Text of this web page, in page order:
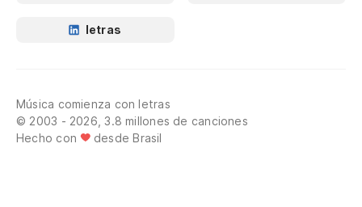
letras
Música comienza con letras
© 2003 - 2026, 3.8 millones de canciones
Hecho con
desde Brasil